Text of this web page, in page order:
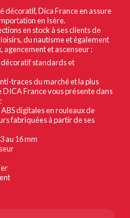
Dica France en assure
en Isère.
en stock à ses clients de
du nautisme et également
agencement et ascenseur :
standards et
traces du marché et la plus
France vous présente dans
digitales en rouleaux de
fabriquées à partir de ses
au 16 mm